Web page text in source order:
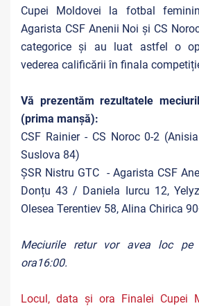
Cupei Moldovei la fotbal
Agarista CSF Anenii Noi și CS
categorice și au luat astfel o
vederea calificării în finala
Vă prezentăm rezultatele
(prima manșă):
CSF Rainier - CS Noroc 0-2
Suslova 84)
ȘSR Nistru GTC - Agarista CSF
Donțu 43 / Daniela Iurcu 12,
Olesea Terentiev 58, Alina Chirica
Meciurile retur vor avea loc
ora16:00.
Locul, data și ora Finalei Cupei